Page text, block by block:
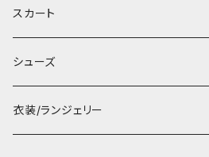
スカート
シューズ
衣装/ランジェリー